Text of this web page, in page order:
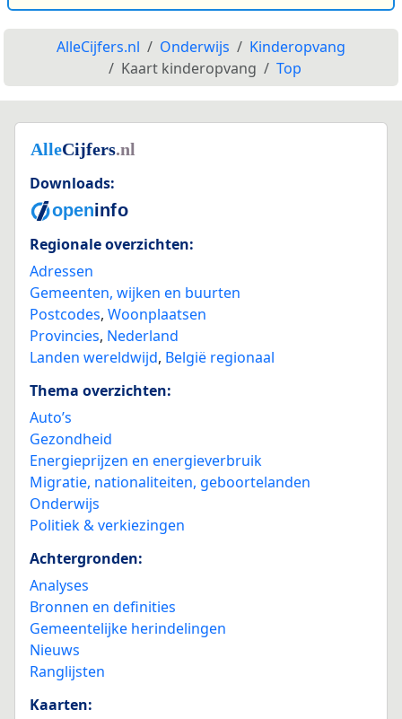
AlleCijfers.nl Onderwijs
Kinderopvang
Kaart kinderopvang
Top
Downloads:
Regionale overzichten:
Adressen
Gemeenten, wijken en buurten
Postcodes, Woonplaatsen
Provincies, Nederland
Landen wereldwijd, België regionaal
Thema overzichten:
Auto’s
Gezondheid
Energieprijzen en energieverbruik
Migratie, nationaliteiten, geboortelanden
Onderwijs
Politiek & verkiezingen
Achtergronden:
Analyses
Bronnen en definities
Gemeentelijke herindelingen
Nieuws
Ranglijsten
Kaarten: